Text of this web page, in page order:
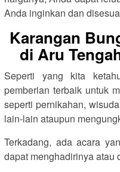
Anda inginkan dan
Karangan
di Aru
Seperti yang kita
pemberian terbaik untuk
seperti pernikahan,
lain-lain ataupun
Terkadang, ada acara
dapat menghadirinya atau